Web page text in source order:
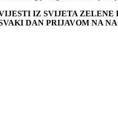
IZ SVIJETA ZELENE
DAN PRIJAVOM NA